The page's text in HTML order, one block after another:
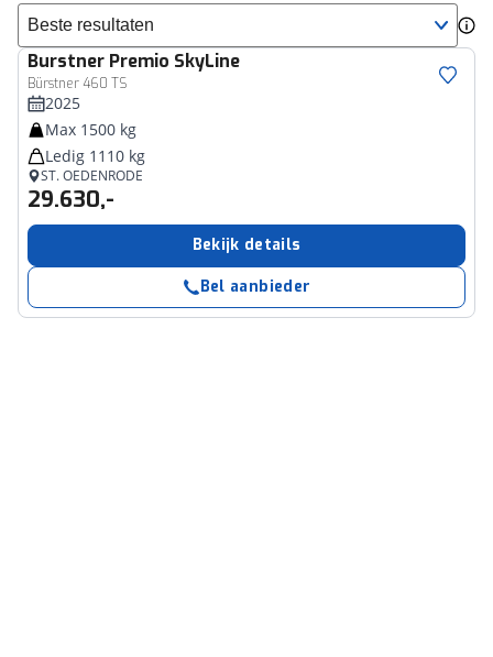
Sorteer resultaten
Burstner Premio SkyLine
Bürstner 460 TS
2025
Max 1500 kg
Ledig 1110 kg
ST. OEDENRODE
29.630,-
Bekijk details
Bel aanbieder